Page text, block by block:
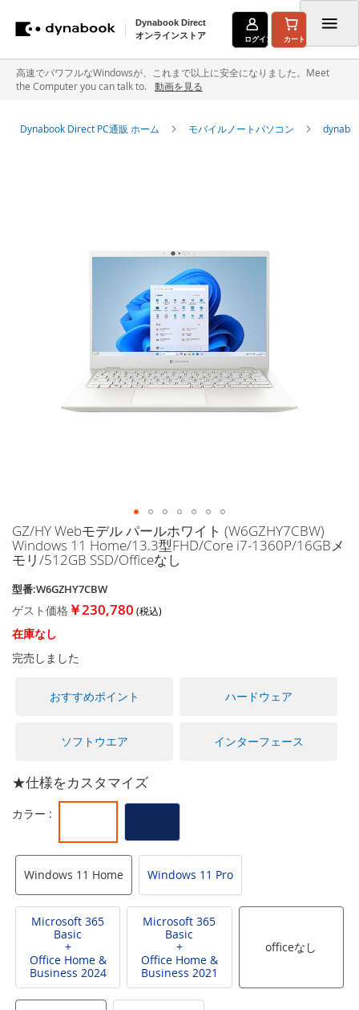
Dynabook Direct
オンラインストア
ログイン カート
高速でパワフルなWindowsが、これまで以上に安全になりました。Meet
the Computer you can talk to.
動画を見る
Dynabook Direct PC通販 ホーム モバイルノートパソコン
イ
メ
ー
ギ
ャ
ラ
リ
ー
る
GZ/HY Webモデル パールホワイト (W6GZHY7CBW)
Windows 11 Home/13.3型FHD/Core i7-1360P/16GBメ
モリ/512GB SSD/Officeなし
型番:W6GZHY7CBW
ゲスト価格 ￥230,780
在庫なし
完売しました
おすすめポイント ハードウェア
ソフトウエア インターフェース
★仕様をカスタマイズ
Windows 11 Home Windows 11 Pro
Microsoft 365
Basic
+
Office Home &
Business 2024
Microsoft 365
Basic
+
Office Home &
Business 2021
officeなし